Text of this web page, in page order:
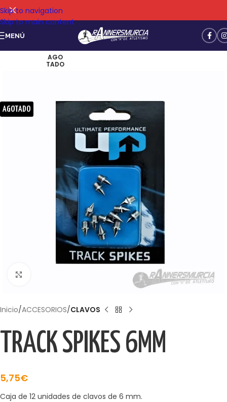
Skip to navigation
Skip to main content
MENÚ
AGO
TADO
AGOTADO
Inicio ACCESORIOS CLAVOS
TRACK SPIKES 6MM
5,75€
Caja de 12 unidades de clavos de 6 mm.